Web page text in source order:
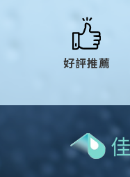
好評推薦